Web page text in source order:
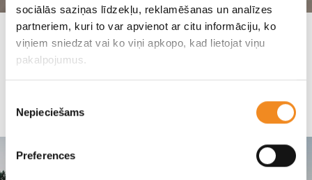
sociālās saziņas līdzekļu, reklamēšanas un analīzes
partneriem, kuri to var apvienot ar citu informāciju, ko
viņiem sniedzat vai ko viņi apkopo, kad lietojat viņu
pakalpojumus.
izvēle
Nepieciešams
Preferences
Познакомьтесь с новым Hyundai Bayon,
записывайтесь на тест-драйв!